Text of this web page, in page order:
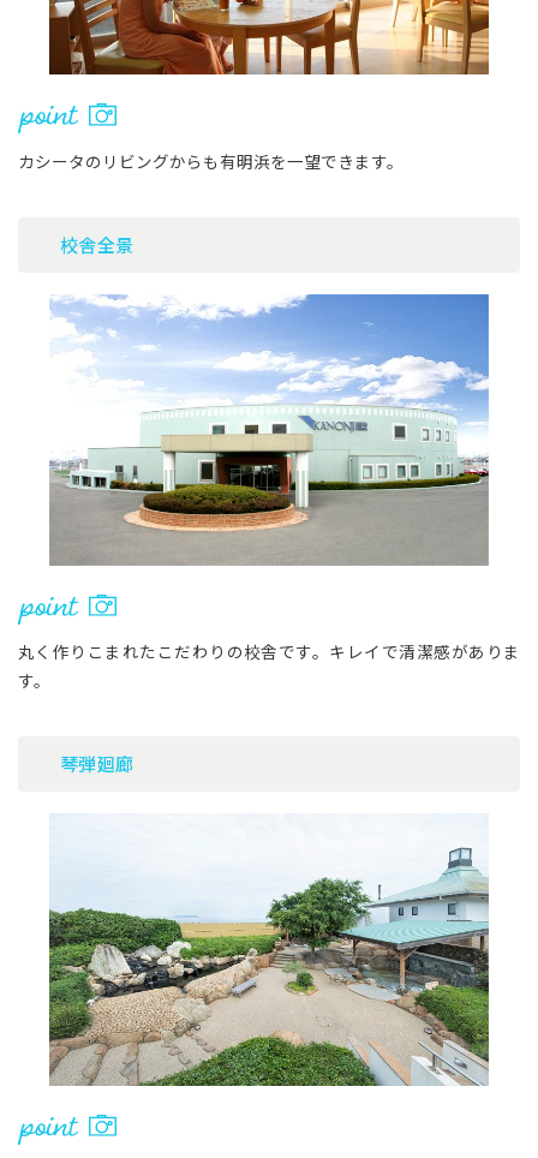
カシータのリビングからも有明浜を一望できます。
校舎全景
丸く作りこまれたこだわりの校舎です。キレイで清潔感がありま
す。
琴弾廻廊